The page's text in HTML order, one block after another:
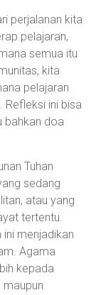
perjalanan kita
pelajaran,
semua itu
kita
pelajaran
ini bisa
bahkan doa
Tuhan
sedang
atau yang
tertentu.
menjadikan
Agama
kepada
maupun